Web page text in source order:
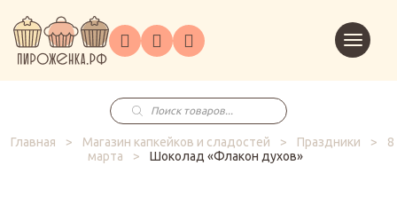
ГлавнаяКаталог
на
заказ
Праздники
Корпоративным
клиентам
в
корзину
Поиск
товаров
Главная
> Магазин капкейков и сладостей > Праздники >
8
марта
> Шоколад «Флакон духов»